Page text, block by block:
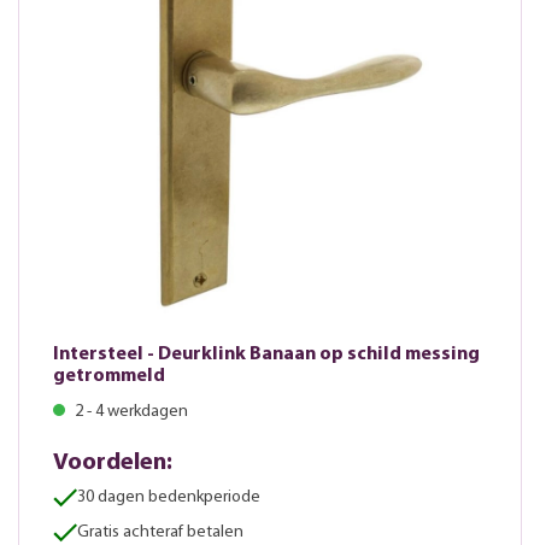
Intersteel - Deurklink Banaan op schild messing
getrommeld
2 - 4 werkdagen
Voordelen:
30 dagen bedenkperiode
Gratis achteraf betalen